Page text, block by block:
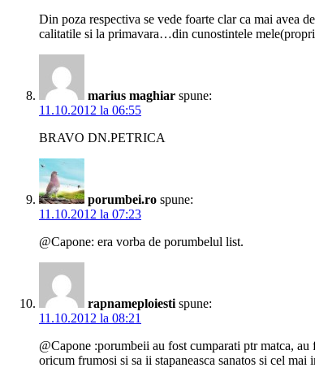
Din poza respectiva se vede foarte clar ca mai avea
calitatile si la primavara…din cunostintele
marius maghiar spune:
11.10.2012 la 06:55
BRAVO DN.PETRICA
porumbei.ro spune:
11.10.2012 la 07:23
@Capone: era vorba de porumbelul list.
rapnameploiesti spune:
11.10.2012 la 08:21
@Capone :porumbeii au fost cumparati ptr matca,
oricum frumosi si sa ii stapaneasca sanatos si cel mai